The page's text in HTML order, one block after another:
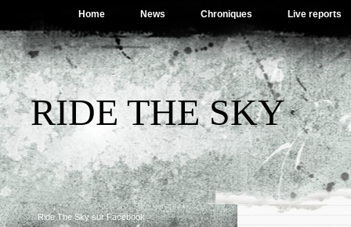
Home News Chroniques Live reports
RIDE THE SKY
Ride The Sky sur Facebook